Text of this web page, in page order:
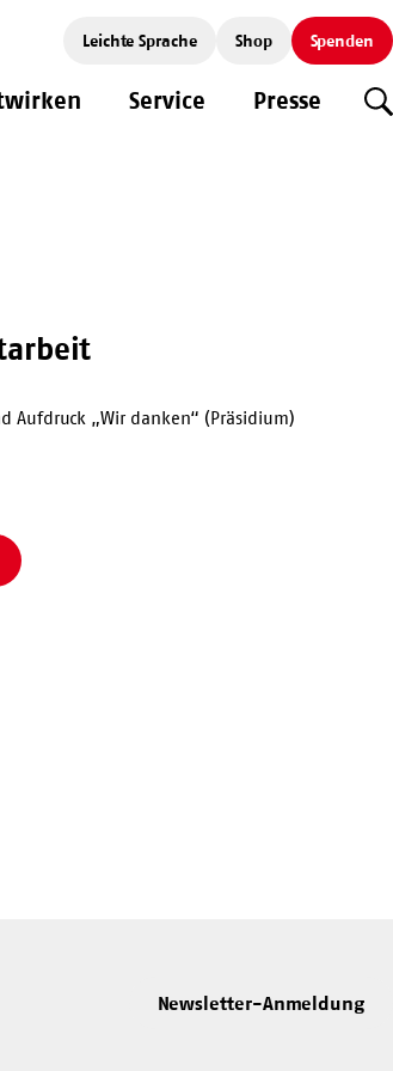
Leichte Sprache Shop Spenden
Service Presse
Aufdruck „Wir danken“ (Präsidium)
Newsletter-Anmeldung